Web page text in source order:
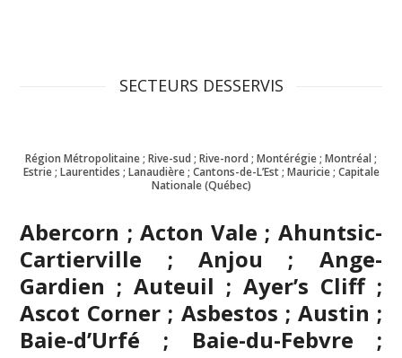
SECTEURS DESSERVIS
Région Métropolitaine ; Rive-sud ; Rive-nord ; Montérégie ; Montréal ;
Estrie ; Laurentides ; Lanaudière ; Cantons-de-L’Est ; Mauricie ; Capitale
Nationale (Québec)
Abercorn ; Acton Vale ; Ahuntsic-
Cartierville ; Anjou ; Ange-
Gardien ; Auteuil ; Ayer’s Cliff ;
Ascot Corner ; Asbestos ; Austin ;
Baie-d’Urfé ; Baie-du-Febvre ;